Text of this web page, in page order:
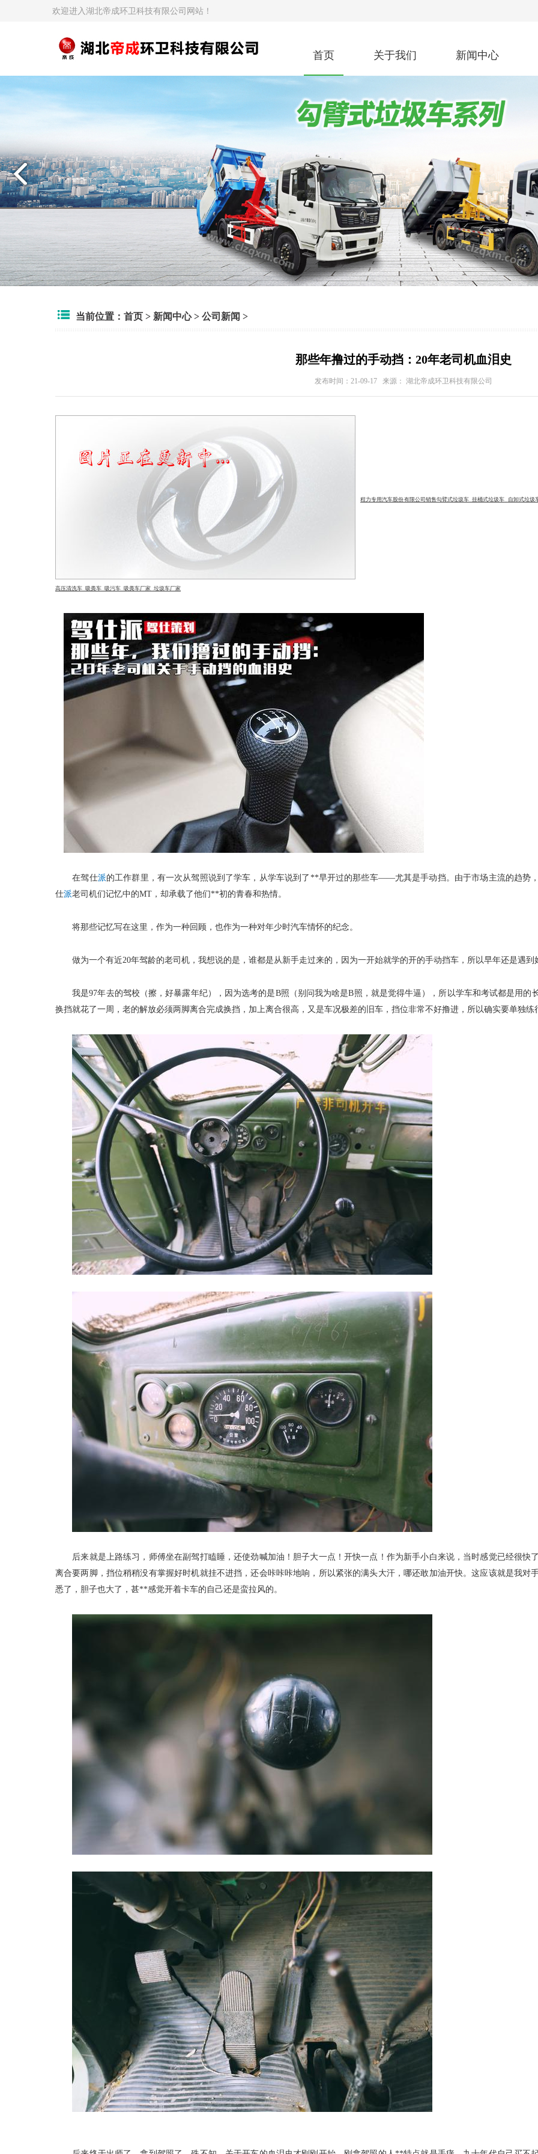
欢迎进入湖北帝成环卫科技有限公司网站！
首页 关于我们 新闻中心
当前位置： 首页 > 新闻中心> 公司新闻 >
那些年撸过的手动挡：20年老司机血泪史
发布时间：21-09-17 来源： 湖北帝成环卫科技有限公司
程力专用汽车股份有限公司 销售勾臂式垃圾车 挂桶式垃圾车 自卸式垃圾
高压清洗车 吸粪车 吸污车 吸粪车厂家 垃圾车厂家
在驾仕派的工作群里，有一次从驾照说到了学车，从学车说到了**早开过的那些车——尤其是手动挡。由于市场主流的趋势
仕派老司机们记忆中的MT，却承载了他们**初的青春和热情。
将那些记忆写在这里，作为一种回顾，也作为一种对年少时汽车情怀的纪念。
做为一个有近20年驾龄的老司机，我想说的是，谁都是从新手走过来的，因为一开始就学的开的手动挡车，所以早年还是遇到
我是97年去的驾校（擦，好暴露年纪），因为选考的是B照（别问我为啥是B照，就是觉得牛逼），所以学车和考试都是用的
换挡就花了一周，老的解放必须两脚离合完成换挡，加上离合很高，又是车况极差的旧车，挡位非常不好撸进，所以确实要单独
后来就是上路练习，师傅坐在副驾打瞌睡，还使劲喊加油！胆子大一点！开快一点！作为新手小白来说，当时感觉已经很快
离合要两脚，挡位稍稍没有掌握好时机就挂不进挡，还会咔咔咔地响，所以紧张的满头大汗，哪还敢加油开快。这应该就是我
悉了，胆子也大了，甚**感觉开着卡车的自己还是蛮拉风的。